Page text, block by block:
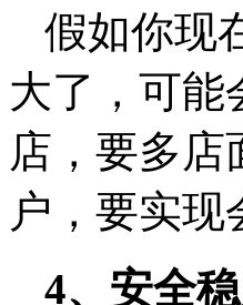
假如你现
大了，可能
店，要多
户，要实
4、安全